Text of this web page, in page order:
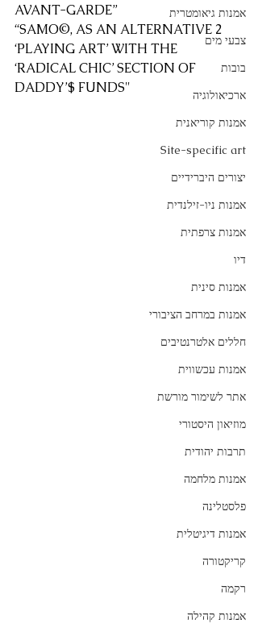
אמנות גיאומטרית
צבעי מים
בובות
ארכיאולוגיה
אמנות קוריאנית
Site-specific art
יצורים היברידיים
אמנות ניו-זילנדית
אמנות צרפתית
דיו
אמנות סינית
אמנות במרחב הציבורי
חללים אלטרנטיבים
אמנות עכשווית
אתר לשימור מורשת
מוזיאון היסטורי
תרבות יהודית
אמנות מלחמה
פלסטלינה
אמנות דיגיטלית
קריקטורה
רקמה
אמנות קהילה
AVANT-GARDE”
“SAMO©, AS AN ALTERNATIVE 2
‘PLAYING ART’ WITH THE
‘RADICAL CHIC’ SECTION OF
DADDY’$ FUNDS"